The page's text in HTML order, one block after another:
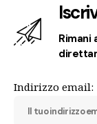
Rimani
Indirizzo email: